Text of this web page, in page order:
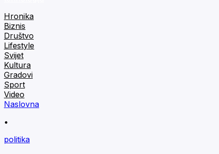
Hronika
Biznis
Društvo
Lifestyle
Svijet
Kultura
Gradovi
Sport
Video
Naslovna
•
politika